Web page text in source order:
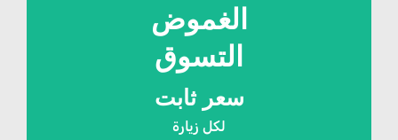
الغموض
التسوق
سعر ثابت
لكل زيارة